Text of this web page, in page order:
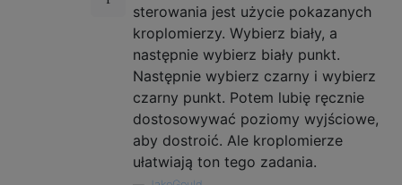
sterowania jest użycie pokazanych
kroplomierzy. Wybierz biały, a
następnie wybierz biały punkt.
Następnie wybierz czarny i wybierz
czarny punkt. Potem lubię ręcznie
dostosowywać poziomy wyjściowe,
aby dostroić. Ale kroplomierze
ułatwiają ton tego zadania.